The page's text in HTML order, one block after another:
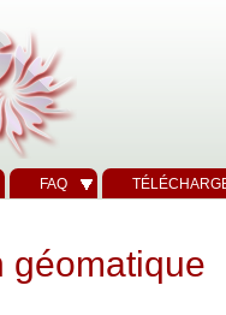
FAQ
géomatique